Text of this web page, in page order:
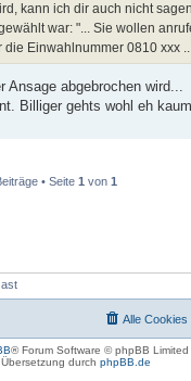
kann ich dir auch nicht
war: "... Sie wollen
Einwahlnummer 0810 xxx
Ansage abgebrochen wird...
Billiger gehts wohl eh
• Seite 1 von 1
Alle Cookies
® Forum Software © phpBB Limited
durch phpBB.de